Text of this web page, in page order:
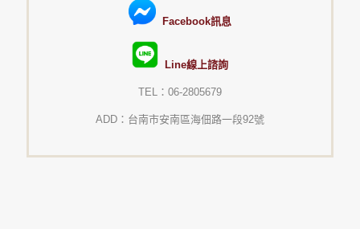
Facebook訊息
Line線上諮詢
TEL：06-2805679
ADD：台南市安南區海佃路一段92號